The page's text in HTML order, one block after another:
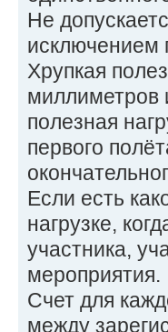
Не
исключением
Хрупкая
миллиметров
полезная
первого
Если есть
нагрузке,
участника,
мероприятия.
Счет для
между